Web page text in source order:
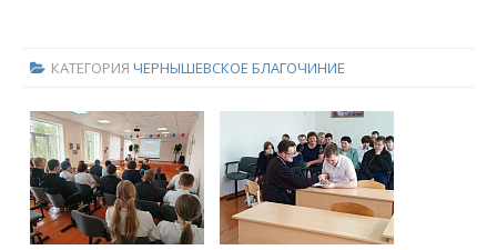
КАТЕГОРИЯ ЧЕРНЫШЕВСКОЕ БЛАГОЧИНИЕ